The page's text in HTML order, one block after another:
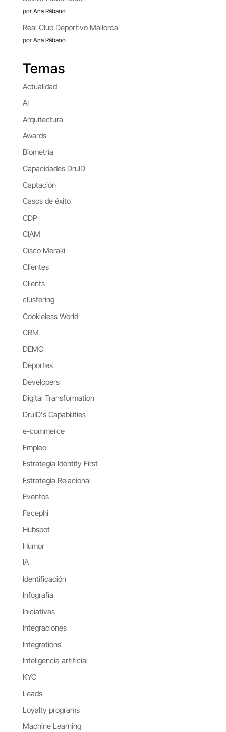
por Ana Rábano
Real Club Deportivo Mallorca
por Ana Rábano
Temas
Actualidad
AI
Arquitectura
Awards
Biometría
Capacidades DruID
Captación
Casos de éxito
CDP
CIAM
Cisco Meraki
Clientes
Clients
clustering
Cookieless World
CRM
DEMO
Deportes
Developers
Digital Transformation
DruID's Capabilities
e-commerce
Empleo
Estrategia Identity First
Estrategia Relacional
Eventos
Facephi
Hubspot
Humor
IA
Identificación
Infografía
Iniciativas
Integraciones
Integrations
Inteligencia artificial
KYC
Leads
Loyalty programs
Machine Learning